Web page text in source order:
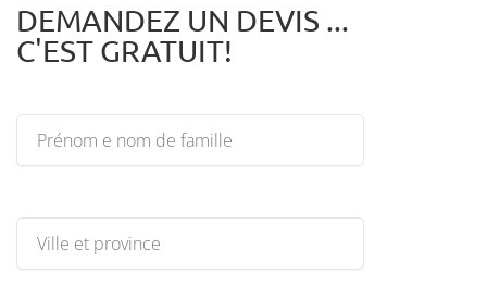
DEMANDEZ UN DEVIS ...
C'EST GRATUIT!